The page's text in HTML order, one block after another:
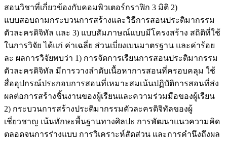
สอนวิชาที่เกี่ยวข้องกับคอมพิวเตอร์กราฟิก 3 มิติ 2)
แบบสอบถามกระบวนการสร้างและวิธีการสอนประติมากรรม
ตัวละครดิจิทัล และ 3) แบบสัมภาษณ์แบบมีโครงสร้าง สถิติที่ใช้
ในการวิจัย ได้แก่ ค่าเฉลี่ย ส่วนเบี่ยงเบนมาตรฐาน และค่าร้อย
ละ ผลการวิจัยพบว่า 1) การจัดการเรียนการสอนประติมากรรม
ตัวละครดิจิทัล มีการวางลำดับเนื้อหาการสอนที่ครอบคลุม ใช้
สื่ออุปกรณ์ประกอบการสอนที่เหมาะสมเน้นปฏิบัติการสอนที่ส่ง
ผลต่อการสร้างชิ้นงานของผู้เรียนและความร่วมมือของผู้เรียน
2) กระบวนการสร้างประติมากรรมตัวละครดิจิทัลของผู้
เชี่ยวชาญ เน้นทักษะพื้นฐานทางศิลปะ การพัฒนาแนวความคิด
ตลอดจนการร่างแบบ การวิเคราะห์สัดส่วน และการคำนึงถึงผล